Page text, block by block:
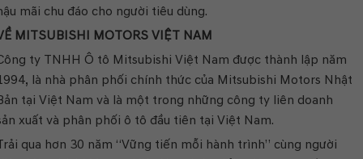
mãi chu đáo cho người tiêu dùng.
MITSUBISHI MOTORS VIỆT NAM
ty TNHH Ô tô Mitsubishi Việt Nam được thành lập năm
là nhà phân phối chính thức của Mitsubishi Motors Nhật
tại Việt Nam và là một trong những công ty liên doanh
xuất và phân phối ô tô đầu tiên tại Việt Nam.
qua hơn 30 năm “Vững tiến mỗi hành trình” cùng người